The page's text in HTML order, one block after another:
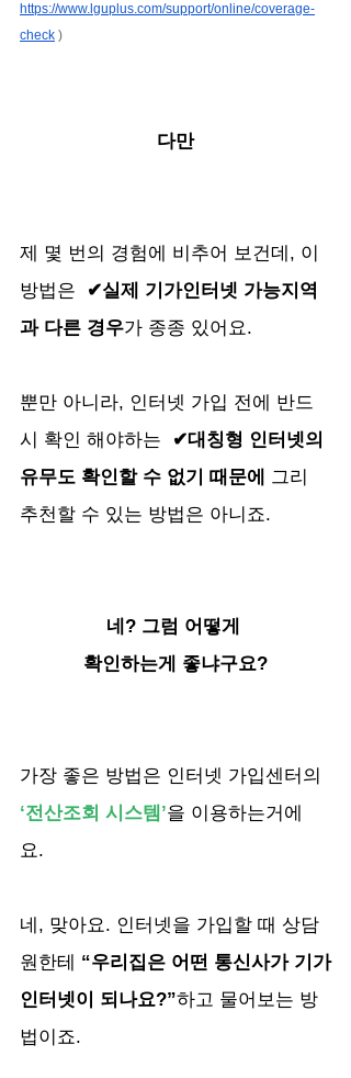
https://www.lguplus.com/support/online/coverage-
check )
다만
제 몇 번의 경험에 비추어 보건데, 이
방법은
✔실제 기가인터넷 가능지역
과 다른 경우가 종종 있어요.
뿐만 아니라, 인터넷 가입 전에 반드
시 확인 해야하는
✔대칭형 인터넷의
유무도 확인할 수 없기 때문에 그리
추천할 수 있는 방법은 아니죠.
네? 그럼 어떻게
확인하는게 좋냐구요?
가장 좋은 방법은 인터넷 가입센터의
‘전산조회 시스템’을 이용하는거에
요.
네, 맞아요. 인터넷을 가입할 때 상담
원한테 “우리집은 어떤 통신사가 기가
인터넷이 되나요?”하고 물어보는 방
법이죠.